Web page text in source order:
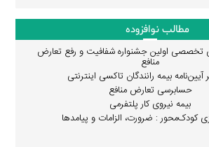
مطالب نوافزوده
تخصصی اولین جشنواره شفافیت و رفع تعارض
منافع
آیین‌نامه بیمه رانندگان تاکسی اینترنتی
حسابرسی تعارض منافع
بیمه نیروی کار پلتفرمی
کودک‌محور : ضرورت، الزامات و پیامدها